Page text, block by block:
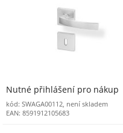
Nutné přihlášení pro nákup
kód: SWAGA00112, není skladem
EAN: 8591912105683